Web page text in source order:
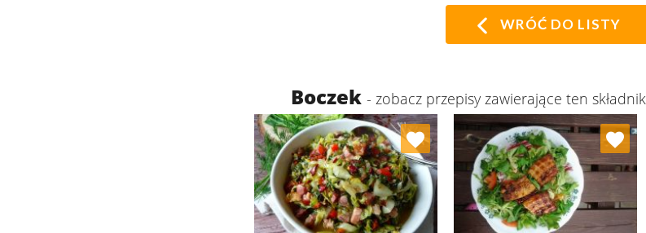
WRÓĆ DO LISTY
Boczek - zobacz przepisy zawierające ten składnik
Dodaj do ulubionych
Wybierz listę:
Dodaj do ulubionych
Wybierz listę: